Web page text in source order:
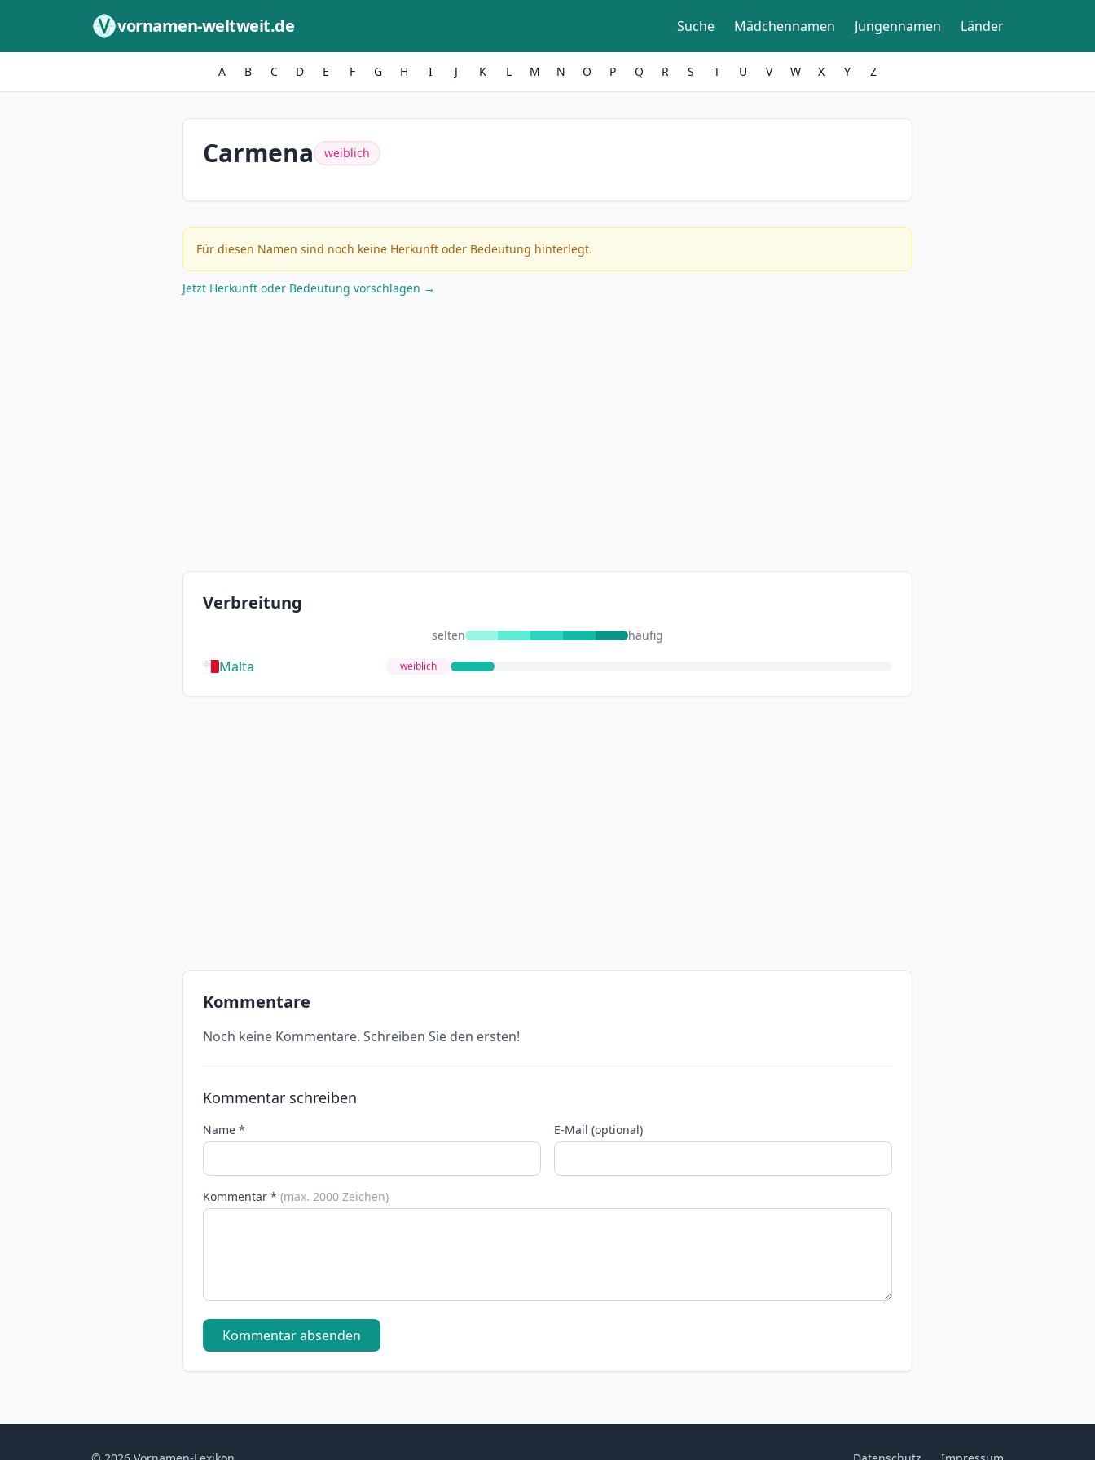
vornamen-weltweit.de Suche Mädchennamen Jungennamen Länder
A B C D E F G H I J K L M N O P Q R S T U V W X Y Z
Carmena weiblich
Für diesen Namen sind noch keine Herkunft oder Bedeutung hinterlegt.
Jetzt Herkunft oder Bedeutung vorschlagen →
Verbreitung
selten häufig
Malta weiblich
Kommentare
Noch keine Kommentare. Schreiben Sie den ersten!
Kommentar schreiben
Name * E-Mail (optional)
Kommentar * (max. 2000 Zeichen)
Kommentar absenden